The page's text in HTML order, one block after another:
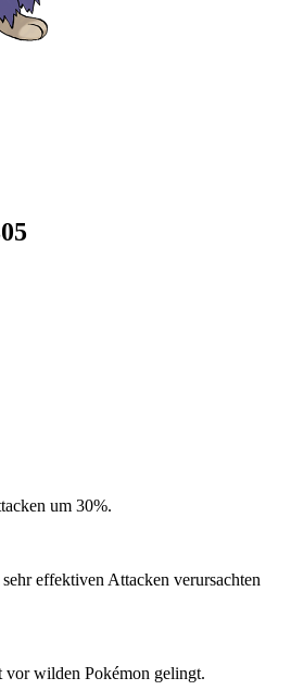
um 30%.
effektiven Attacken verursachten
vor wilden Pokémon gelingt.